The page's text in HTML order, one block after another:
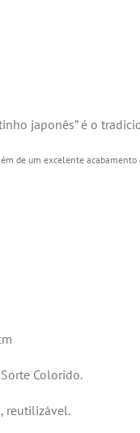
japonês” é o
de um excelente
Colorido.
reutilizável.